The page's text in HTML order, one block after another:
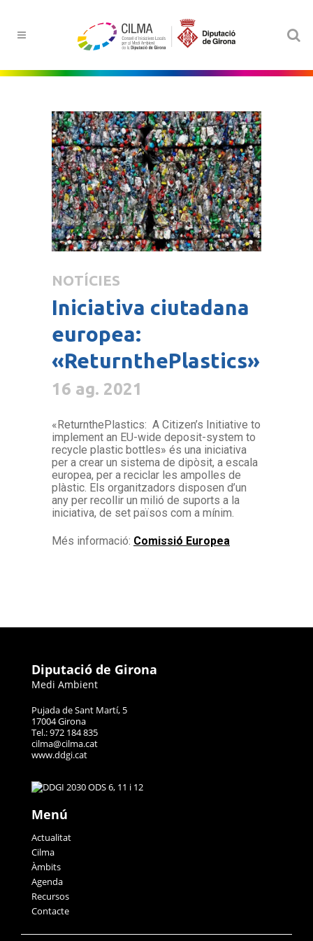
NOTÍCIES
Iniciativa ciutadana
europea:
«ReturnthePlastics»
16 ag. 2021
«ReturnthePlastics: A Citizen’s Initiative to
implement an EU-wide deposit-system to
recycle plastic bottles» és una iniciativa
per a crear un sistema de dipòsit, a escala
europea, per a reciclar les ampolles de
plàstic. Els organitzadors disposen d’un
any per recollir un milió de suports a la
iniciativa, de set països com a mínim.
Més informació: Comissió Europea
Diputació de Girona
Medi Ambient
Pujada de Sant Martí, 5
17004 Girona
Tel.: 972 184 835
cilma@cilma.cat
www.ddgi.cat
Menú
Actualitat
Cilma
Àmbits
Agenda
Recursos
Contacte